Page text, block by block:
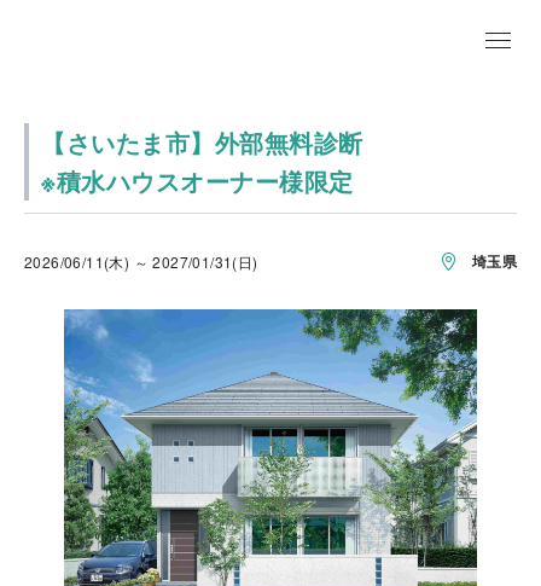
【さいたま市】外部無料診断
※積水ハウスオーナー様限定
2026/06/11(木) ～ 2027/01/31(日) 埼玉県